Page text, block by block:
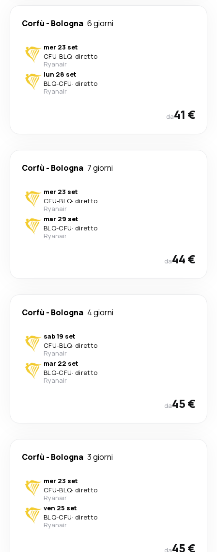
Corfù - Bologna 6 giorni
mer 23 set
CFU-BLQ· diretto
Ryanair
lun 28 set
BLQ-CFU· diretto
Ryanair
da41 €
Corfù - Bologna 7 giorni
mer 23 set
CFU-BLQ· diretto
Ryanair
mar 29 set
BLQ-CFU· diretto
Ryanair
da44 €
Corfù - Bologna 4 giorni
sab 19 set
CFU-BLQ· diretto
Ryanair
mar 22 set
BLQ-CFU· diretto
Ryanair
da45 €
Corfù - Bologna 3 giorni
mer 23 set
CFU-BLQ· diretto
Ryanair
ven 25 set
BLQ-CFU· diretto
Ryanair
da45 €